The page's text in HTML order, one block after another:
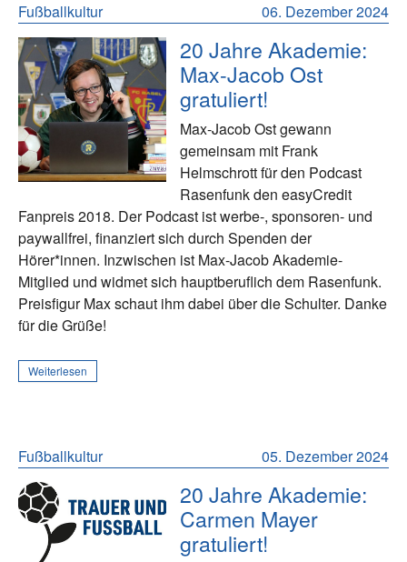
06. Dezember 2024
Fußballkultur
20 Jahre Akademie:
Max-Jacob Ost
gratuliert!
Max-Jacob Ost gewann
gemeinsam mit Frank
Helmschrott für den Podcast
Rasenfunk den easyCredit
Fanpreis 2018. Der Podcast ist werbe-, sponsoren- und
paywallfrei, finanziert sich durch Spenden der
Hörer*innen. Inzwischen ist Max-Jacob Akademie-
Mitglied und widmet sich hauptberuflich dem Rasenfunk.
Preisfigur Max schaut ihm dabei über die Schulter. Danke
für die Grüße!
Weiterlesen
05. Dezember 2024
Fußballkultur
20 Jahre Akademie:
Carmen Mayer
gratuliert!